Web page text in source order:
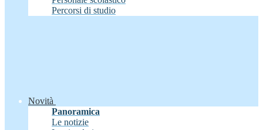
Percorsi di studio
Novità
Panoramica
Le notizie